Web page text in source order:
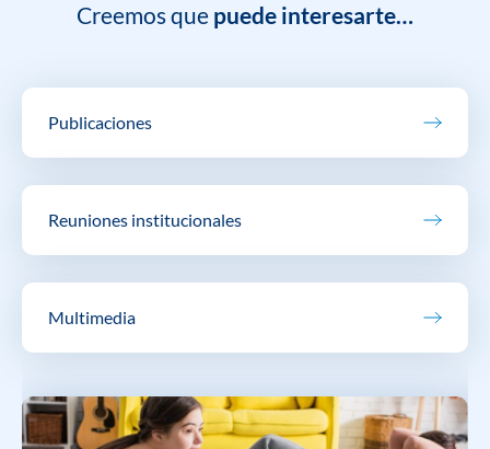
Creemos que puede interesarte…
Publicaciones
Reuniones institucionales
Multimedia